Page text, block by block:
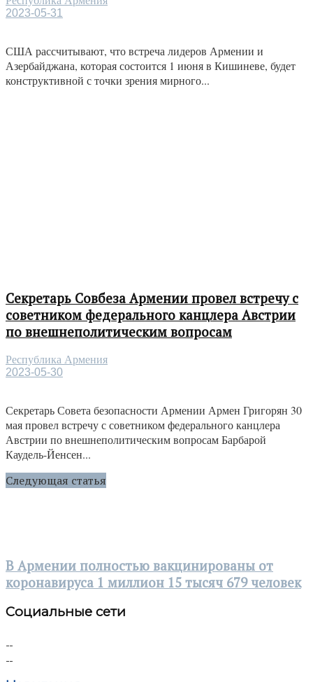
2023-05-31
США рассчитывают, что встреча лидеров Армении и
Азербайджана, которая состоится 1 июня в Кишиневе, будет
конструктивной с точки зрения мирного...
Секретарь Совбеза Армении провел встречу с
советником федерального канцлера Австрии
по внешнеполитическим вопросам
Республика Армения
2023-05-30
Секретарь Совета безопасности Армении Армен Григорян 30
мая провел встречу с советником федерального канцлера
Австрии по внешнеполитическим вопросам Барбарой
Каудель-Йенсен...
Следующая статья
В Армении полностью вакцинированы от
коронавируса 1 миллион 15 тысяч 679 человек
Социальные сети